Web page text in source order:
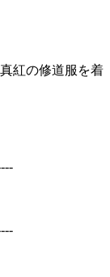
紅の修道服を着